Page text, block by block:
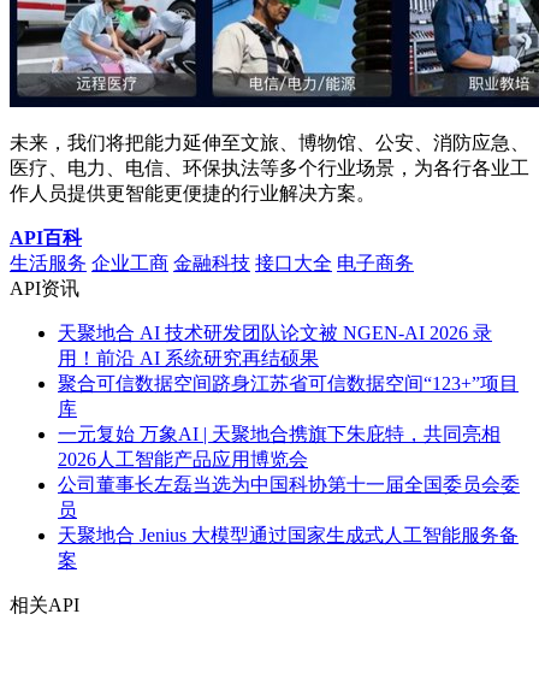
未来，我们将把能力延伸至文旅、博物馆、公安、消防应急、
医疗、电力、电信、环保执法等多个行业场景，为各行各业工
作人员提供更智能更便捷的行业解决方案。
API百科
生活服务 企业工商 金融科技 接口大全 电子商务
API资讯
天聚地合 AI 技术研发团队论文被 NGEN-AI 2026 录
用！前沿 AI 系统研究再结硕果
聚合可信数据空间跻身江苏省可信数据空间“123+”项目
库
一元复始 万象AI | 天聚地合携旗下朱庇特，共同亮相
2026人工智能产品应用博览会
公司董事长左磊当选为中国科协第十一届全国委员会委
员
天聚地合 Jenius 大模型通过国家生成式人工智能服务备
案
相关API